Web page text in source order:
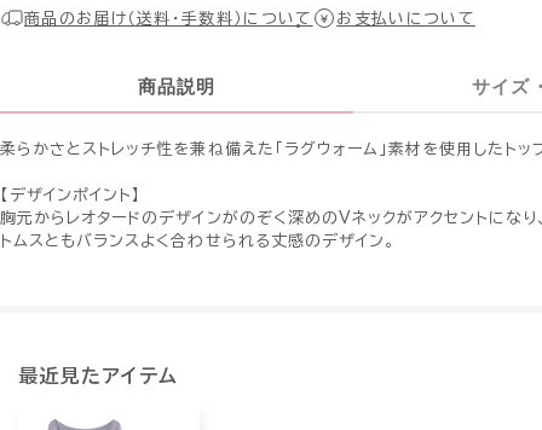
商品のお届け（送料・手数料）について お支払いについて
商品説明 サイズ
柔らかさとストレッチ性を兼ね備えた「ラグウォーム」素材を使用したトッ
【デザインポイント】
胸元からレオタードのデザインがのぞく深めのVネックがアクセントになり
トムスともバランスよく合わせられる丈感のデザイン。
最近見たアイテム